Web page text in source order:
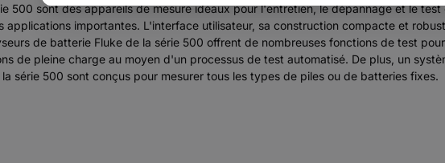
500 sont des appareils de mesure idéaux pour l'entretien, le dépannage et le
applications importantes. L'interface utilisateur, sa construction compacte et
de batterie Fluke de la série 500 offrent de nombreuses fonctions de test
de pleine charge au moyen d'un processus de test automatisé. De plus, un
série 500 sont conçus pour mesurer tous les types de piles ou de batteries fixes.